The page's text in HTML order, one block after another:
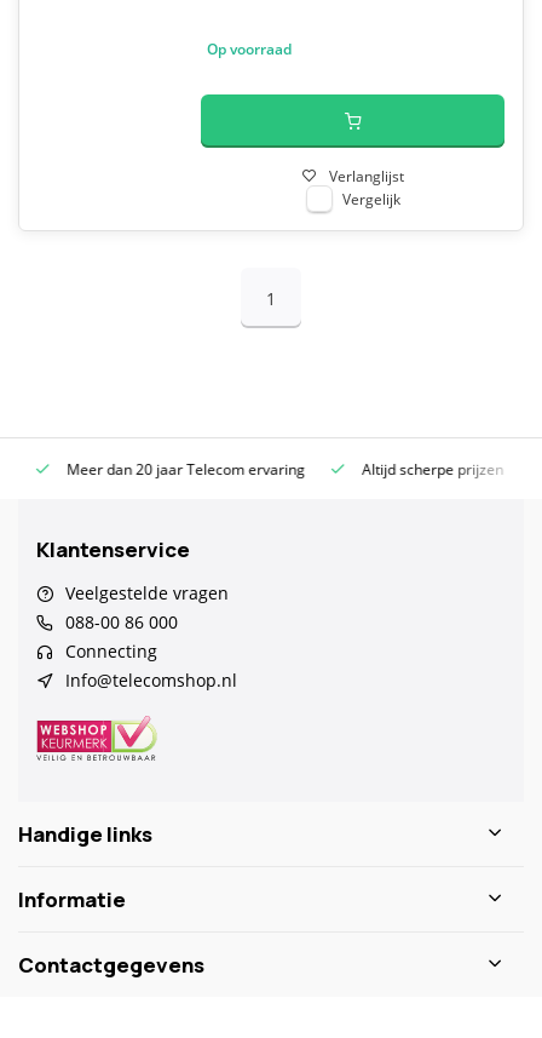
Op voorraad
Verlanglijst
Vergelijk
1
Meer dan 20 jaar Telecom ervaring Altijd scherpe prijzen
Klantenservice
Veelgestelde vragen
088-00 86 000
Connecting
Info@telecomshop.nl
Handige links
Informatie
Contactgegevens